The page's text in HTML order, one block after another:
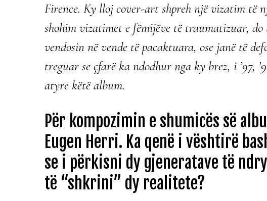
Firence. Ky lloj cover-art shpreh një vizatim të
shohim vizatimet e fëmijëve të traumatizuar,
vendosin në vende të pacaktuara, ose janë të
treguar se çfarë ka ndodhur nga ky brez, i ’97,
atyre këtë album.
Për kompozimin e shumicës së
Eugen Herri. Ka qenë i vështirë
se i përkisni dy gjeneratave të
të “shkrini” dy realitete?